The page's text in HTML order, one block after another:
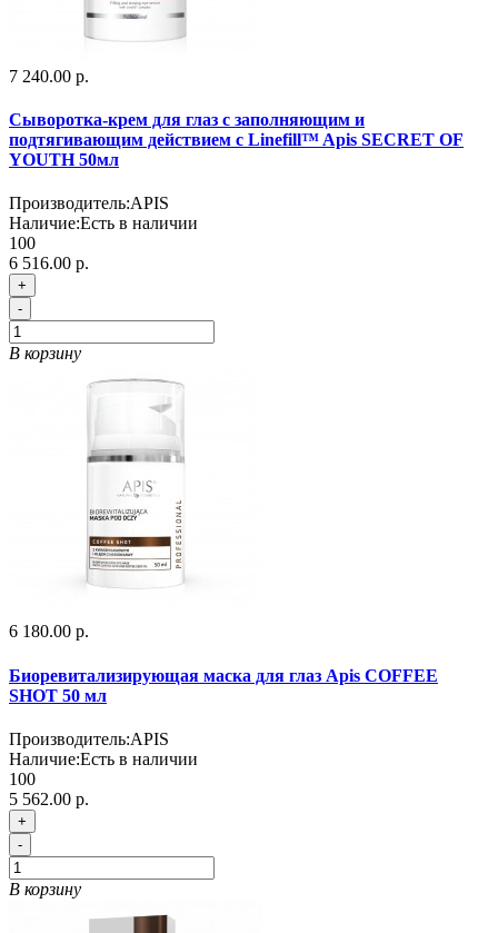
7 240.00 р.
Cыворотка-крем для глаз с заполняющим и
подтягивающим действием с Linefill™ Apis SECRET OF
YOUTH 50мл
Производитель:APIS
Наличие:Есть в наличии
100
6 516.00 р.
+
-
В корзину
6 180.00 р.
Биоревитализирующая маска для глаз Apis COFFEE
SHOT 50 мл
Производитель:APIS
Наличие:Есть в наличии
100
5 562.00 р.
+
-
В корзину